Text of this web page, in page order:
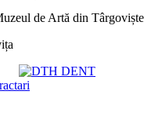
de Artă din